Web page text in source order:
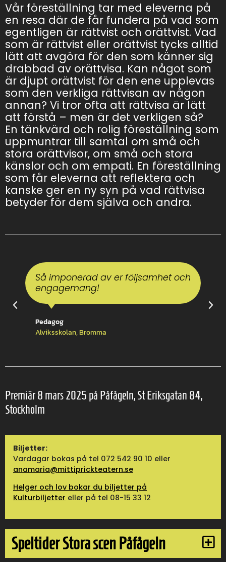
Vår föreställning tar med eleverna på
en resa där de får fundera på vad som
egentligen är rättvist och orättvist. Vad
som är rättvist eller orättvist tycks alltid
lätt att avgöra för den som känner sig
drabbad av orättvisa. Kan något som
är djupt orättvist för den ene upplevas
som den verkliga rättvisan av någon
annan? Vi tror ofta att rättvisa är lätt
att förstå – men är det verkligen så?
En tänkvärd och rolig föreställning som
uppmuntrar till samtal om små och
stora orättvisor, om små och stora
känslor och om empati. En föreställning
som får eleverna att reflektera och
kanske ger en ny syn på vad rättvisa
betyder för dem själva och andra.
Så imponerad av er följsamhet och
engagemang!
Pedagog
Alviksskolan, Bromma
Premiär 8 mars 2025 på Påfågeln, St Eriksgatan 84,
Stockholm
Biljetter:
Vardagar bokas på tel 072 542 90 10 eller
anamaria@mittiprickteatern.se
Helger och lov bokar du biljetter på
Kulturbiljetter eller på tel 08-15 33 12
Speltider Stora scen Påfågeln